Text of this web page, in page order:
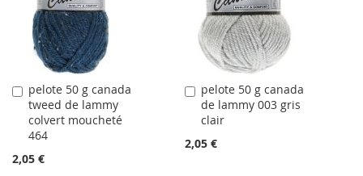
D'ACHATS
D'ACHATS
pelote 50 g canada
tweed de lammy
colvert moucheté
464
2,05 €
Ajouter
au
panier
pelote 50 g canada
de lammy 003 gris
clair
2,05 €
Ajouter
au
panier